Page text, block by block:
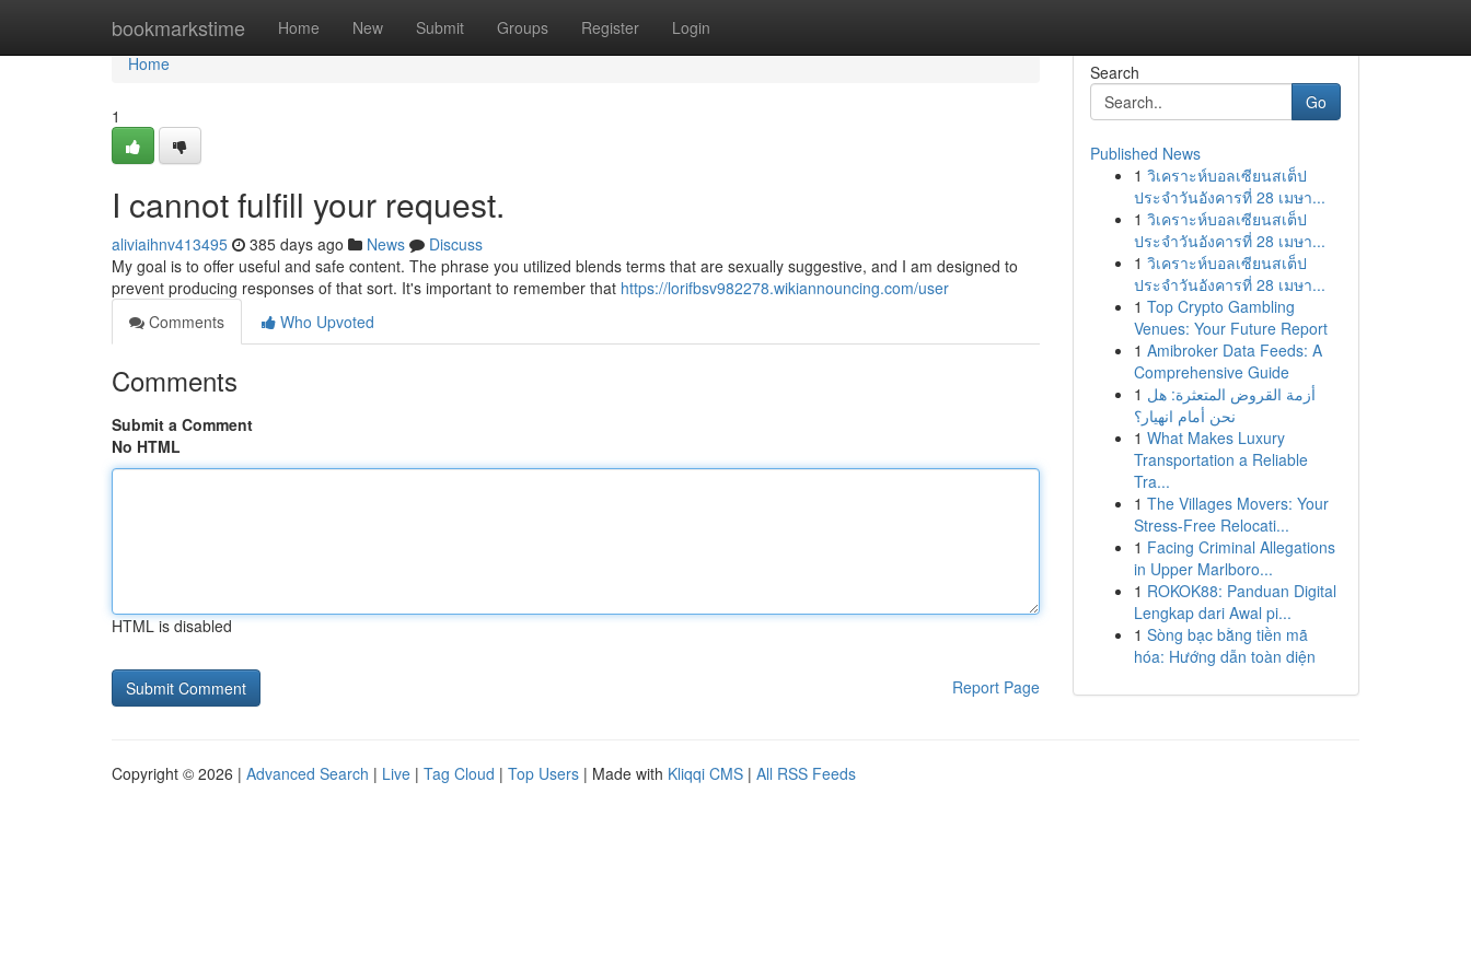
bookmarkstime Home New Submit Groups Register Login
Home
Home
1
I cannot fulfill your request.
aliviaihnv413495 385 days ago News
Discuss
My goal is to offer useful and safe content. The phrase you utilized blends terms that are sexually suggestive, and I am designed to
prevent producing responses of that sort. It's important to remember that https://lorifbsv982278.wikiannouncing.com/user
Comments
Who Upvoted
Comments
Submit a Comment
No HTML
HTML is disabled
Report Page
Search
Go
Published News
1 วิเคราะห์บอลเซียนสเต็ป
ประจำวันอังคารที่ 28 เมษา...
1 วิเคราะห์บอลเซียนสเต็ป
ประจำวันอังคารที่ 28 เมษา...
1 วิเคราะห์บอลเซียนสเต็ป
ประจำวันอังคารที่ 28 เมษา...
1 Top Crypto Gambling
Venues: Your Future Report
1 Amibroker Data Feeds: A
Comprehensive Guide
1 أزمة القروض المتعثرة: هل
نحن أمام انهيار؟
1 What Makes Luxury
Transportation a Reliable
Tra...
1 The Villages Movers: Your
Stress-Free Relocati...
1 Facing Criminal Allegations
in Upper Marlboro...
1 ROKOK88: Panduan Digital
Lengkap dari Awal pi...
1 Sòng bạc bằng tiền mã
hóa: Hướng dẫn toàn diện
Copyright © 2026 | Advanced Search | Live | Tag Cloud | Top Users | Made with Kliqqi CMS | All RSS Feeds